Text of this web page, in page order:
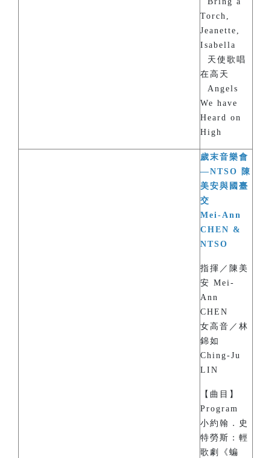
Torch,
Jeanette,
Isabella
天使歌唱
在高天
Angels
We have
Heard on
High
歲末音樂會
—NTSO 陳
美安與國臺
交
Mei-Ann
CHEN &
NTSO
指揮／陳美
安 Mei-
Ann
CHEN
女高音／林
錦如
Ching-Ju
LIN
【曲目】
Program
小約翰．史
特勞斯：輕
歌劇《蝙